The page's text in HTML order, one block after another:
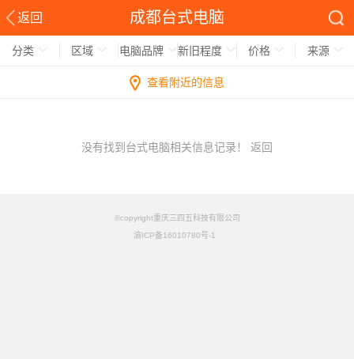
返回 成都台式电脑
分类 区域 电脑品牌 新旧程度 价格 来源
查看附近的信息
没有找到台式电脑相关信息记录！ 返回
©copyright重庆三四五科技有限公司
渝ICP备16010780号-1